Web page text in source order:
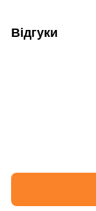
Відгуки